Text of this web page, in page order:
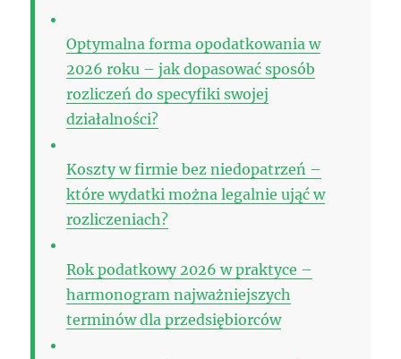
Optymalna forma opodatkowania w
2026 roku – jak dopasować sposób
rozliczeń do specyfiki swojej
działalności?
Koszty w firmie bez niedopatrzeń –
które wydatki można legalnie ująć w
rozliczeniach?
Rok podatkowy 2026 w praktyce –
harmonogram najważniejszych
terminów dla przedsiębiorców